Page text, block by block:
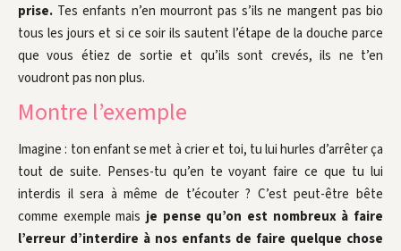
prise. Tes enfants n’en mourront pas s’ils ne mangent pas bio
tous les jours et si ce soir ils sautent l’étape de la douche parce
que vous étiez de sortie et qu’ils sont crevés, ils ne t’en
voudront pas non plus.
Montre l’exemple
Imagine : ton enfant se met à crier et toi, tu lui hurles d’arrêter ça
tout de suite. Penses-tu qu’en te voyant faire ce que tu lui
interdis il sera à même de t’écouter ? C’est peut-être bête
comme exemple maisje pense qu’on est nombreux à faire
l’erreur d’interdire à nos enfants de faire quelque chose